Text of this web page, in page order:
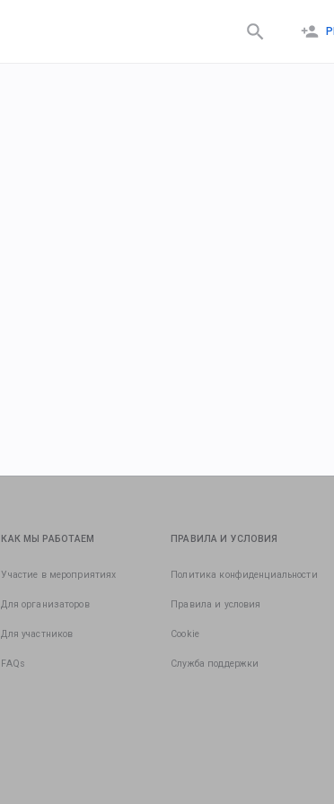
КАК МЫ РАБОТАЕМ
Участие в мероприятиях
Для организаторов
Для участников
FAQs
ПРАВИЛА И УСЛОВИЯ
Политика конфиденциальности
Правила и условия
Cookie
Служба поддержки